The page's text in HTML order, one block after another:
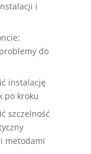
i
do
instalację
po kroku
szczelność
metodami